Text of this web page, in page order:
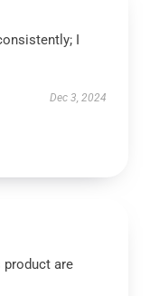
I
Dec 3, 2024
are